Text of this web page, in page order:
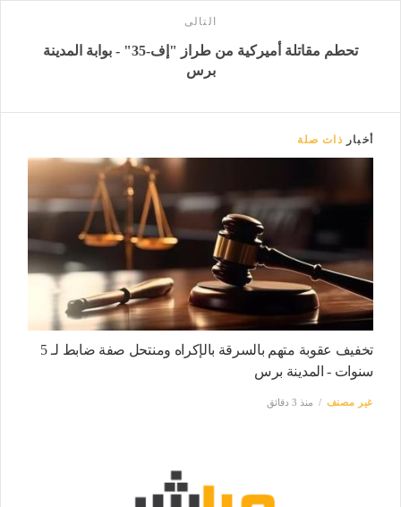
التالى
تحطم مقاتلة أميركية من طراز "إف-35" - بوابة المدينة
برس
أخبار ذات صلة
تخفيف عقوبة متهم بالسرقة بالإكراه ومنتحل صفة ضابط لـ 5
سنوات - المدينة برس
غير مصنف منذ 3 دقائق